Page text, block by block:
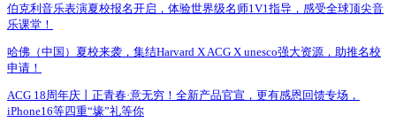
伯克利音乐表演夏校报名开启，体验世界级名师1V1指导，感受全球顶尖音
乐课堂！
哈佛（中国）夏校来袭，集结Harvard X ACG X unesco强大资源，助推名校
申请！
ACG 18周年庆丨正青春·意无穷！全新产品官宣，更有感恩回馈专场，
iPhone16等四重“壕”礼等你